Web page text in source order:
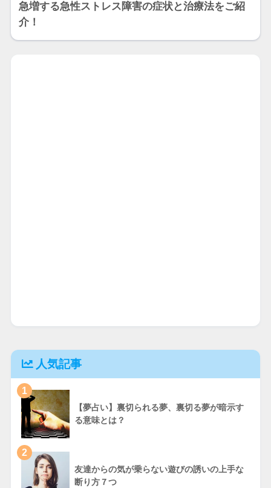
急増する急性ストレス障害の症状と治療法をご紹
介！
人気記事
1
【夢占い】裏切られる夢、裏切る夢が暗示す
る意味とは？
2
友達からの気が乗らない遊びの誘いの上手な
断り方７つ